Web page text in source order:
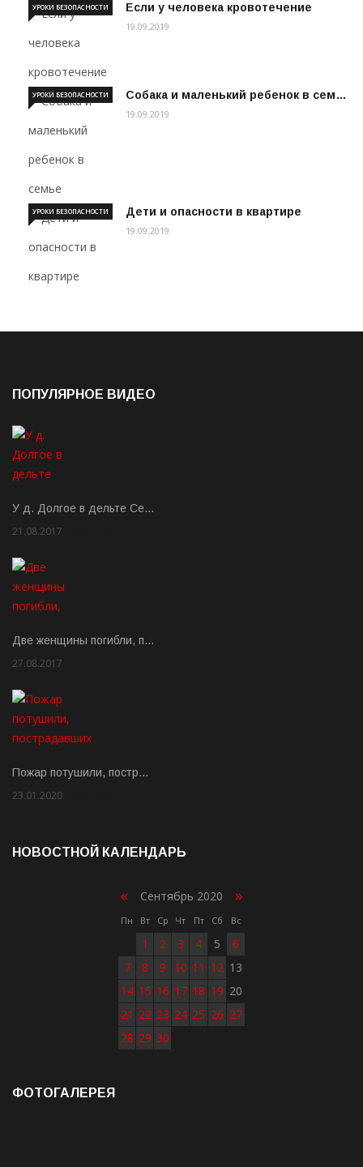
Если у человека кровотечение
УРОКИ БЕЗОПАСНОСТИ
19.09.2019
Собака и маленький ребенок в сем…
УРОКИ БЕЗОПАСНОСТИ
19.09.2019
Дети и опасности в квартире
УРОКИ БЕЗОПАСНОСТИ
19.09.2019
ПОПУЛЯРНОЕ ВИДЕО
У д. Долгое в дельте Се…
21.08.2017
Две женщины погибли, п…
27.08.2017
Пожар потушили, постр…
23.01.2020
НОВОСТНОЙ КАЛЕНДАРЬ
« Сентябрь 2020 »
Пн Вт Ср Чт Пт Сб Вс
1 2 3 4 5
6
7
8 9 10 11 12 13
14 15 16 17 18 19 20
21 22 23 24 25 26 27
28 29 30
ФОТОГАЛЕРЕЯ